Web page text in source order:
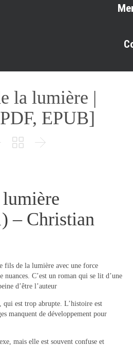
la lumière |
EPUB]
 
– Christian
fils de la lumière avec une force
C’est un roman qui se lit d’une
d’être l’auteur
qui est trop abrupte. L’histoire est
manquent de développement pour
mais elle est souvent confuse et